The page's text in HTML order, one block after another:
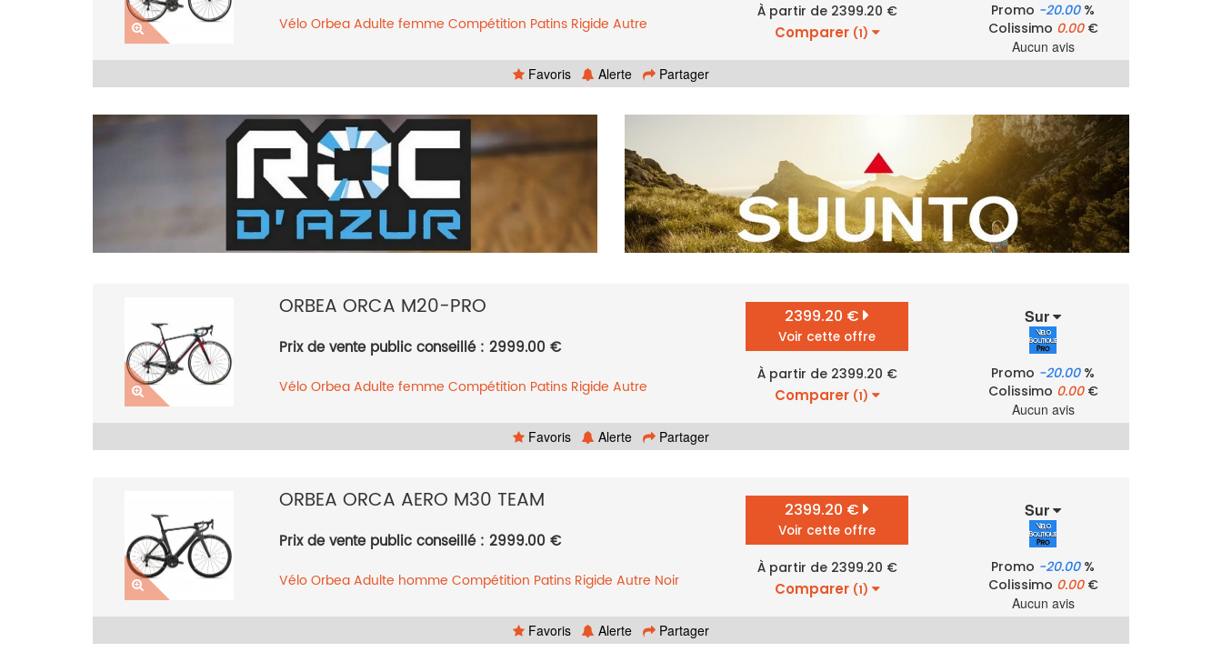
VéloOrbeaAdulte femme Compétition Patins Rigide Autre
À partir de 2399.20 €
Comparer (1)
Promo -20.00%
Colissimo 0.00€
Aucun avis
Favoris
Alerte Partager
ORBEA ORCA M20-PRO
Prix de vente public conseillé : 2999.00 €
VéloOrbeaAdulte femme Compétition Patins Rigide Autre
2399.20 €
Voir cette offre
À partir de 2399.20 €
Comparer (1)
Sur
Promo -20.00%
Colissimo 0.00€
Aucun avis
Favoris
Alerte Partager
ORBEA ORCA AERO M30 TEAM
Prix de vente public conseillé : 2999.00 €
VéloOrbeaAdulte homme Compétition Patins Rigide Autre Noir
2399.20 €
Voir cette offre
À partir de 2399.20 €
Comparer (1)
Sur
Promo -20.00%
Colissimo 0.00€
Aucun avis
Favoris
Alerte Partager